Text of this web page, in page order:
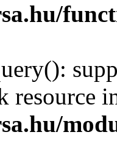
resource